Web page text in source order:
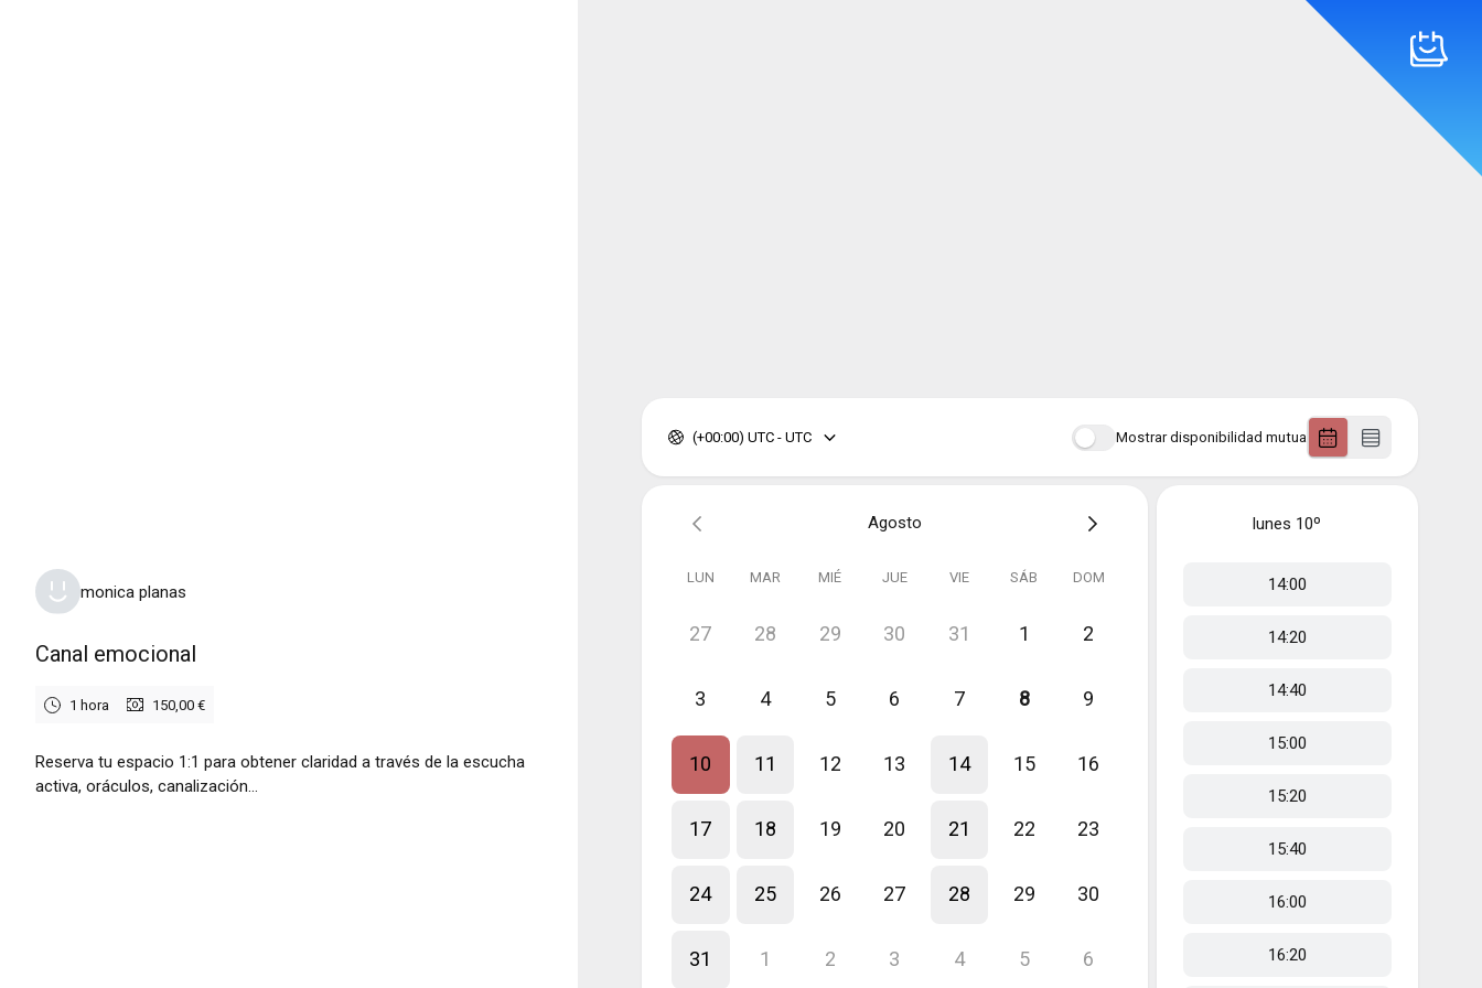
monica planas
Canal emocional
1 hora 150,00 €
Reserva tu espacio 1:1 para obtener claridad a través de la escucha
activa, oráculos, canalización...
Mostrar disponibilidad mutua
(+00:00) UTC - UTC
Agosto
LUN MAR MIÉ JUE VIE SÁB DOM
27 28 29 30 31 1 2
3 4 5 6 7 8 9
10 11 12 13 14 15 16
17 18 19 20 21 22 23
24 25 26 27 28 29 30
31 1 2 3 4 5 6
lunes 10º
14:00
14:20
14:40
15:00
15:20
15:40
16:00
16:20